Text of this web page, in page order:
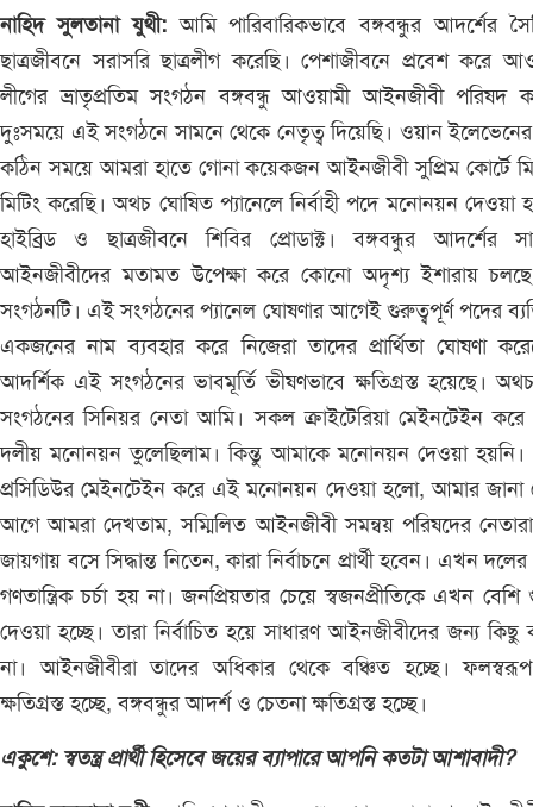
নাহিদ সুলতানা যুথী:আমি পারিবারিকভাবে বঙ্গবন্ধুর আদর্শের
ছাত্রজীবনে সরাসরি ছাত্রলীগ করেছি। পেশাজীবনে প্রবেশ করে
লীগের ভ্রাতৃপ্রতিম সংগঠন বঙ্গবন্ধু আওয়ামী আইনজীবী পরিষদ
দুঃসময়ে এই সংগঠনে সামনে থেকে নেতৃত্ব দিয়েছি। ওয়ান
কঠিন সময়ে আমরা হাতে গোনা কয়েকজন আইনজীবী সুপ্রিম কোর্টে
মিটিং করেছি। অথচ ঘোষিত প্যানেলে নির্বাহী পদে মনোনয়ন দেওয়া
হাইব্রিড ও ছাত্রজীবনে শিবির প্রোডাক্ট। বঙ্গবন্ধুর আদর্শের
আইনজীবীদের মতামত উপেক্ষা করে কোনো অদৃশ্য ইশারায়
সংগঠনটি। এই সংগঠনের প্যানেল ঘোষণার আগেই গুরুত্বপূর্ণ পদের
একজনের নাম ব্যবহার করে নিজেরা তাদের প্রার্থিতা ঘোষণা
আদর্শিক এই সংগঠনের ভাব‌মূর্তি ভীষণভাবে ক্ষতিগ্রস্ত হয়েছে।
সংগঠনের সিনিয়র নেতা আমি। সকল ক্রাইটেরিয়া মেইনটেইন
দলীয় মনোনয়ন তুলেছিলাম। কিন্তু আমাকে মনোনয়ন দেওয়া
প্রসিডিউর মেইনটেইন করে এই মনোনয়ন দেওয়া হলো, আমার জানা
আগে আমরা দেখতাম, সম্মিলিত আইনজীবী সমন্বয় পরিষদের
জায়গায় বসে সিদ্ধান্ত নিতেন, কারা নির্বাচনে প্রার্থী হবেন। এখন
গণতান্ত্রিক চর্চা হয় না। জনপ্রিয়তার চেয়ে স্বজনপ্রীতিকে এখন বেশি
দেওয়া হচ্ছে। তারা নির্বাচিত হয়ে সাধারণ আইনজীবীদের জন্য কিছু
না। আইনজীবীরা তাদের অধিকার থেকে বঞ্চিত হচ্ছে।
ক্ষতিগ্রস্ত হচ্ছে, বঙ্গবন্ধুর আদর্শ ও চেতনা ক্ষতিগ্রস্ত হচ্ছে।
একুশে: স্বতন্ত্র প্রার্থী হিসেবে জয়ের ব্যাপারে আপনি কতটা আশাবাদী?